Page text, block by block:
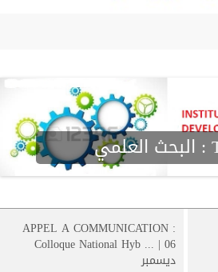
:
APPEL A COMMUNICATION :
Colloque National Hyb ... | 06
ديسمبر